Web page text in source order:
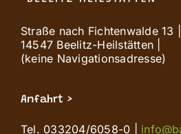
Straße nach Fichtenwalde 13 |
14547 Beelitz-Heilstätten |
(keine Navigationsadresse)
Anfahrt >
Tel. 033204/6058-0 |